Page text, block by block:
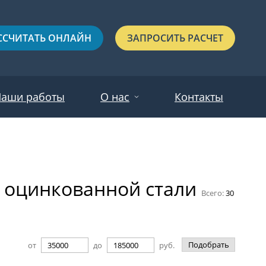
ОНЛАЙН ЗАПРОСИТЬ РАСЧЕТ
С выдавленным рисунком
работы О нас Контакты
стали Всего:30
от до руб. Подобрать